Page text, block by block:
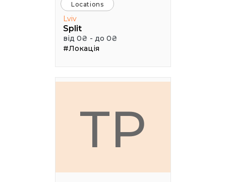
Locations
Lviv
Split
від 0₴ - до 0₴
#Локація
ТР